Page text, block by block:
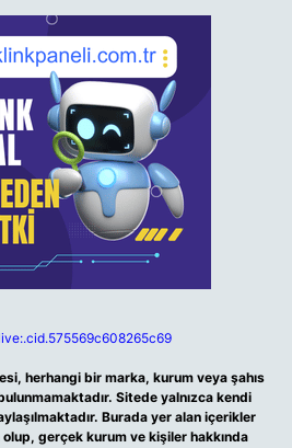
herhangi bir marka, kurum veya şahıs
Sitede yalnızca kendi
Burada yer alan içerikler
gerçek kurum ve kişiler hakkında